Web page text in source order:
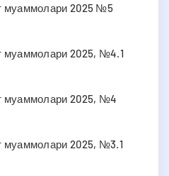
муаммолари 2025 №5
муаммолари 2025, №4.1
муаммолари 2025, №4
муаммолари 2025, №3.1